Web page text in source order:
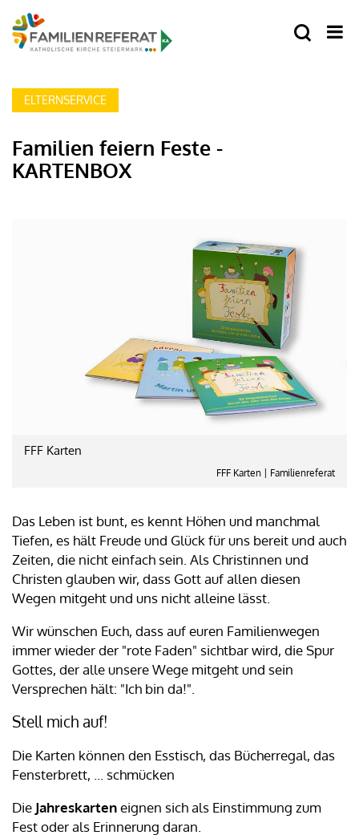
ELTERNSERVICE
Familien feiern Feste -
KARTENBOX
FFF Karten
FFF Karten | Familienreferat
Das Leben ist bunt, es kennt Höhen und manchmal
Tiefen, es hält Freude und Glück für uns bereit und auch
Zeiten, die nicht einfach sein. Als Christinnen und
Christen glauben wir, dass Gott auf allen diesen
Wegen mitgeht und uns nicht alleine lässt.
Wir wünschen Euch, dass auf euren Familienwegen
immer wieder der "rote Faden" sichtbar wird, die Spur
Gottes, der alle unsere Wege mitgeht und sein
Versprechen hält: "Ich bin da!".
Stell mich auf!
Die Karten können den Esstisch, das Bücherregal, das
Fensterbrett, ... schmücken
Die Jahreskarteneignen sich als Einstimmung zum
Fest oder als Erinnerung daran.